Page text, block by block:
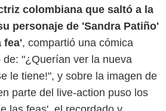
colombiana que saltó a la
personaje de 'Sandra Patiño'
fea', compartió una cómica
"¿Querían ver la nueva
le tiene!", y sobre la imagen de
parte del live-action puso los